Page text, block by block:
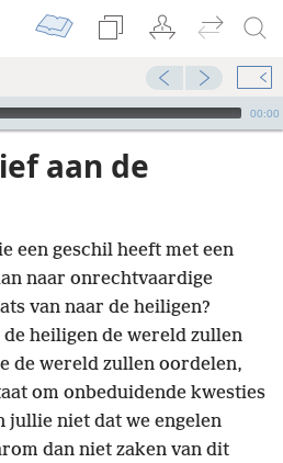
00:00
aan de
een geschil heeft met een
naar onrechtvaardige
van naar de heiligen?
heiligen de wereld zullen
de wereld zullen oordelen,
om onbeduidende kwesties
jullie niet dat we engelen
dan niet zaken van dit